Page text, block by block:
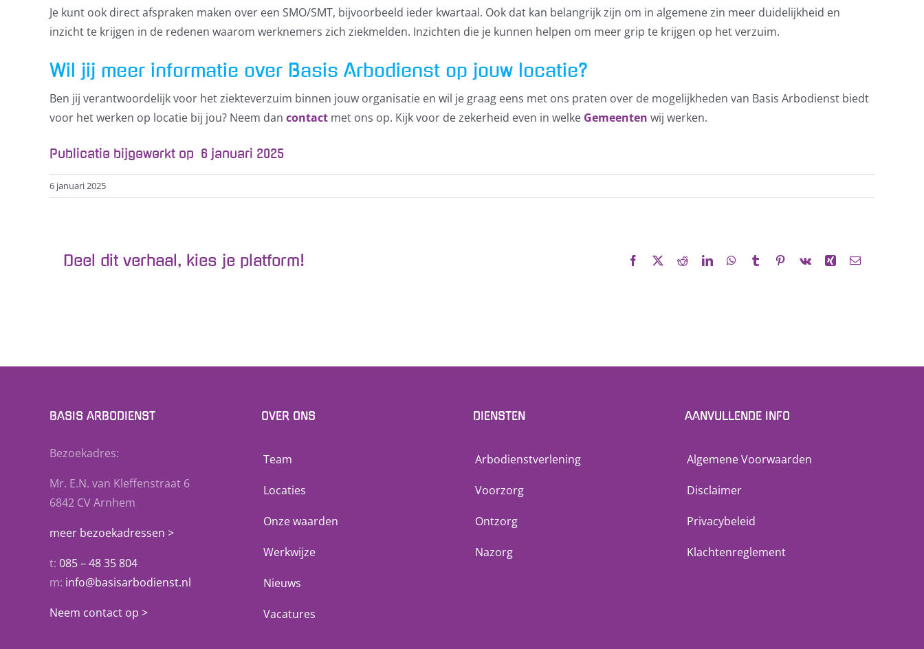
Je kunt ook direct afspraken maken over een SMO/SMT, bijvoorbeeld ieder kwartaal. Ook dat kan belangrijk zijn om in algemene zin meer duidelijkheid en
inzicht te krijgen in de redenen waarom werknemers zich ziekmelden. Inzichten die je kunnen helpen om meer grip te krijgen op het verzuim.
Wil jij meer informatie over Basis Arbodienst op jouw locatie?
Ben jij verantwoordelijk voor het ziekteverzuim binnen jouw organisatie en wil je graag eens met ons praten over de mogelijkheden van Basis Arbodienst biedt
voor het werken op locatie bij jou? Neem dan contact met ons op. Kijk voor de zekerheid even in welke Gemeenten wij werken.
Publicatie bijgewerkt op 6 januari 2025
6 januari 2025
Deel dit verhaal, kies je platform! Facebook RedditLinkedInWhatsApp
Tumblr Pinterest
Vk Xing E-
BASIS ARBODIENST
Bezoekadres:
Mr. E.N. van Kleffenstraat 6
6842 CV Arnhem
meer bezoekadressen >
t: 085 – 48 35 804
m: info@basisarbodienst.nl
Neem contact op >
OVER ONS
Team
Locaties
Onze waarden
Werkwijze
Nieuws
Vacatures
DIENSTEN
Arbodienstverlening
Voorzorg
Ontzorg
Nazorg
AANVULLENDE INFO
Algemene Voorwaarden
Disclaimer
Privacybeleid
Klachtenreglement